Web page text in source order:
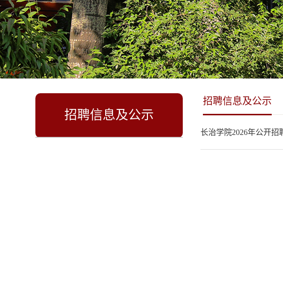
招聘信息及公示
招聘信息及公示
长治学院2026年公开招